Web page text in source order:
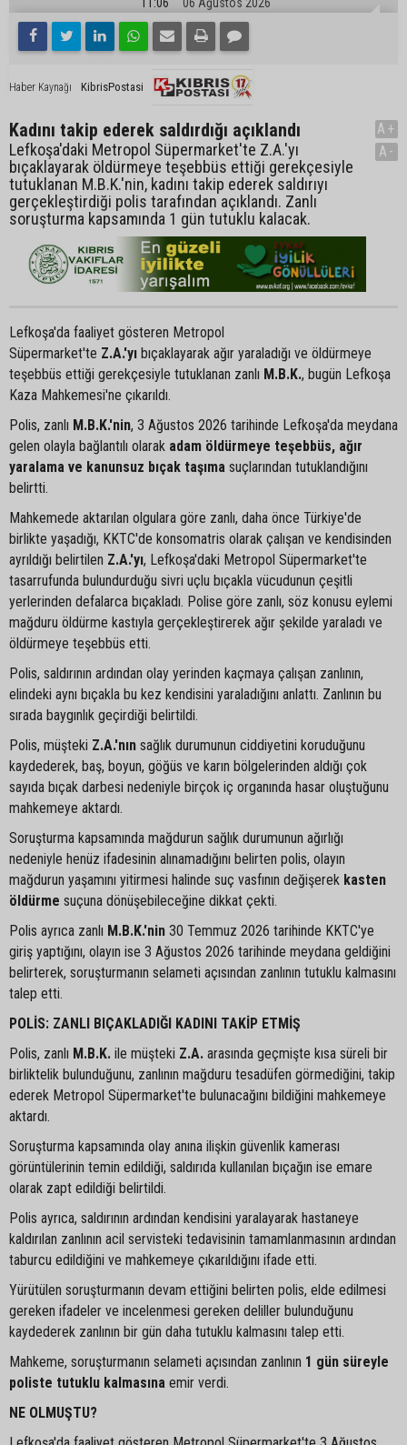
Haber Kaynağı KibrisPostasi
Kadını takip ederek saldırdığı açıklandı
Lefkoşa'daki Metropol Süpermarket'te Z.A.'yı
bıçaklayarak öldürmeye teşebbüs ettiği gerekçesiyle
tutuklanan M.B.K.'nin, kadını takip ederek saldırıyı
gerçekleştirdiği polis tarafından açıklandı. Zanlı
soruşturma kapsamında 1 gün tutuklu kalacak.
A+
A-
Lefkoşa'da faaliyet gösteren Metropol
Süpermarket'te Z.A.'yı bıçaklayarak ağır yaraladığı ve öldürmeye
teşebbüs ettiği gerekçesiyle tutuklanan zanlı M.B.K., bugün Lefkoşa
Kaza Mahkemesi'ne çıkarıldı.
Polis, zanlı M.B.K.'nin, 3 Ağustos 2026 tarihinde Lefkoşa'da meydana
gelen olayla bağlantılı olarak adam öldürmeye teşebbüs, ağır
yaralama ve kanunsuz bıçak taşıma suçlarından tutuklandığını
belirtti.
Mahkemede aktarılan olgulara göre zanlı, daha önce Türkiye'de
birlikte yaşadığı, KKTC'de konsomatris olarak çalışan ve kendisinden
ayrıldığı belirtilen Z.A.'yı, Lefkoşa'daki Metropol Süpermarket'te
tasarrufunda bulundurduğu sivri uçlu bıçakla vücudunun çeşitli
yerlerinden defalarca bıçakladı. Polise göre zanlı, söz konusu eylemi
mağduru öldürme kastıyla gerçekleştirerek ağır şekilde yaraladı ve
öldürmeye teşebbüs etti.
Polis, saldırının ardından olay yerinden kaçmaya çalışan zanlının,
elindeki aynı bıçakla bu kez kendisini yaraladığını anlattı. Zanlının bu
sırada baygınlık geçirdiği belirtildi.
Polis, müşteki Z.A.'nın sağlık durumunun ciddiyetini koruduğunu
kaydederek, baş, boyun, göğüs ve karın bölgelerinden aldığı çok
sayıda bıçak darbesi nedeniyle birçok iç organında hasar oluştuğunu
mahkemeye aktardı.
Soruşturma kapsamında mağdurun sağlık durumunun ağırlığı
nedeniyle henüz ifadesinin alınamadığını belirten polis, olayın
mağdurun yaşamını yitirmesi halinde suç vasfının değişerek kasten
öldürme suçuna dönüşebileceğine dikkat çekti.
Polis ayrıca zanlı M.B.K.'nin 30 Temmuz 2026 tarihinde KKTC'ye
giriş yaptığını, olayın ise 3 Ağustos 2026 tarihinde meydana geldiğini
belirterek, soruşturmanın selameti açısından zanlının tutuklu kalmasını
talep etti.
POLİS: ZANLI BIÇAKLADIĞI KADINI TAKİP ETMİŞ
Polis, zanlı M.B.K. ile müşteki Z.A. arasında geçmişte kısa süreli bir
birliktelik bulunduğunu, zanlının mağduru tesadüfen görmediğini, takip
ederek Metropol Süpermarket'te bulunacağını bildiğini mahkemeye
aktardı.
Soruşturma kapsamında olay anına ilişkin güvenlik kamerası
görüntülerinin temin edildiği, saldırıda kullanılan bıçağın ise emare
olarak zapt edildiği belirtildi.
Polis ayrıca, saldırının ardından kendisini yaralayarak hastaneye
kaldırılan zanlının acil servisteki tedavisinin tamamlanmasının ardından
taburcu edildiğini ve mahkemeye çıkarıldığını ifade etti.
Yürütülen soruşturmanın devam ettiğini belirten polis, elde edilmesi
gereken ifadeler ve incelenmesi gereken deliller bulunduğunu
kaydederek zanlının bir gün daha tutuklu kalmasını talep etti.
Mahkeme, soruşturmanın selameti açısından zanlının 1 gün süreyle
poliste tutuklu kalmasına emir verdi.
NE OLMUŞTU?